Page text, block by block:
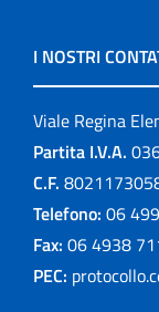
I NOSTRI
Viale Regina
Partita I.V.A.
C.F.
Telefono: 06
Fax: 06 4938
PEC: